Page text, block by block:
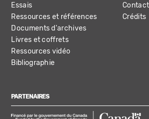
Essais
Ressources et références
Documents d'archives
Livres et coffrets
Ressources vidéo
Bibliographie
Contact
Crédits
PARTENAIRES